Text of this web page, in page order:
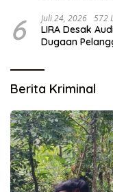
6 Juli 24, 2026 572
LIRA Desak
Dugaan
Berita Kriminal